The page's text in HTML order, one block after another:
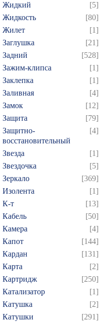
Жидкий
[5]
Жидкость
[80]
Жилет
[1]
Заглушка
[21]
Задний
[528]
Зажим-клипса
[1]
Заклепка
[1]
Заливная
[4]
Замок
[12]
Защита
[79]
Защитно-
восстановительный
[4]
Звезда
[1]
Звездочка
[5]
Зеркало
[369]
Изолента
[1]
К-т
[13]
Кабель
[50]
Камера
[4]
Капот
[144]
Кардан
[131]
Карта
[2]
Картридж
[250]
Катализатор
[1]
Катушка
[2]
Катушки
[291]